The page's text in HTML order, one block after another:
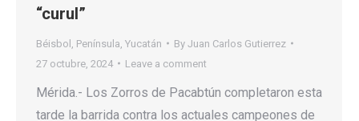
“curul”
Béisbol Península Yucatán By Juan Carlos Gutierrez
27 octubre, 2024
Leave a comment
Mérida.- Los Zorros de Pacabtún completaron esta
tarde la barrida contra los actuales campeones de